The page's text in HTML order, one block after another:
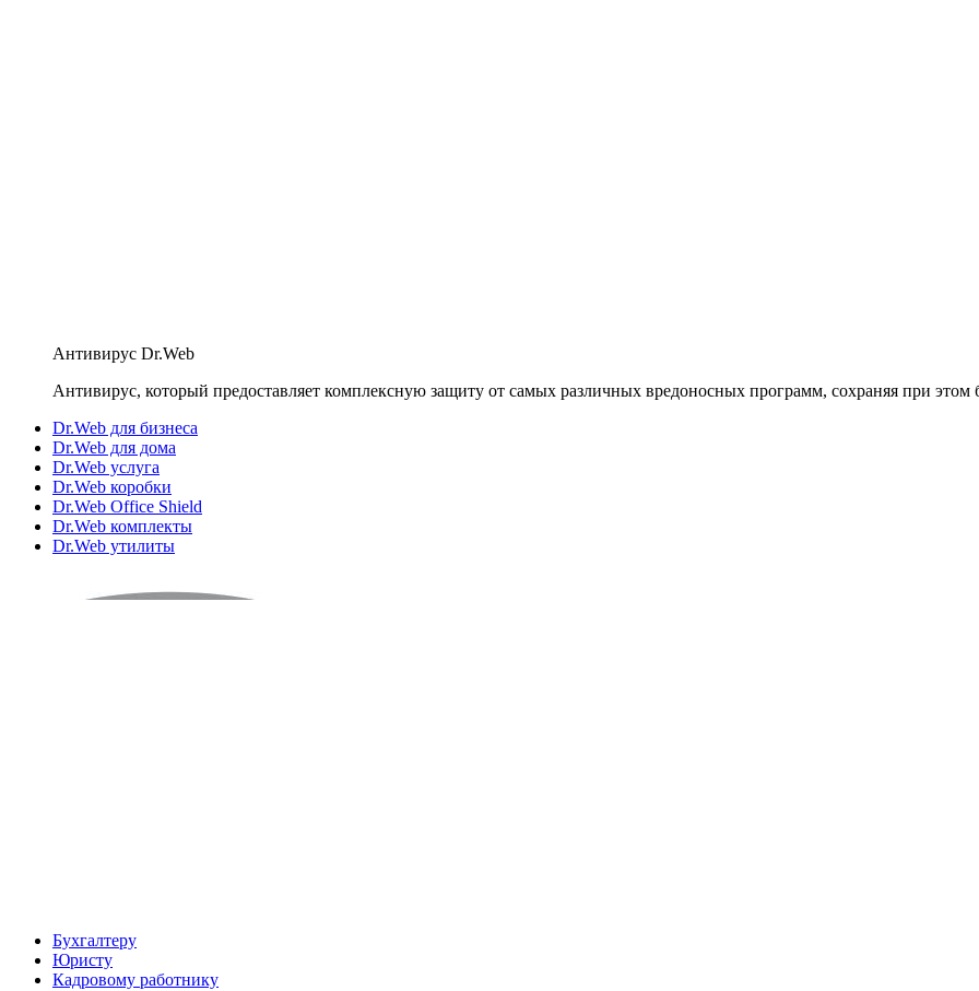
Антивирус Dr.Web
Антивирус, который предоставляет комплексную защиту от самых различных вредоносных программ, сохраняя при этом
Dr.Web для бизнеса
Dr.Web для дома
Dr.Web услуга
Dr.Web коробки
Dr.Web Office Shield
Dr.Web комплекты
Dr.Web утилиты
Бухгалтеру
Юристу
Кадровому работнику